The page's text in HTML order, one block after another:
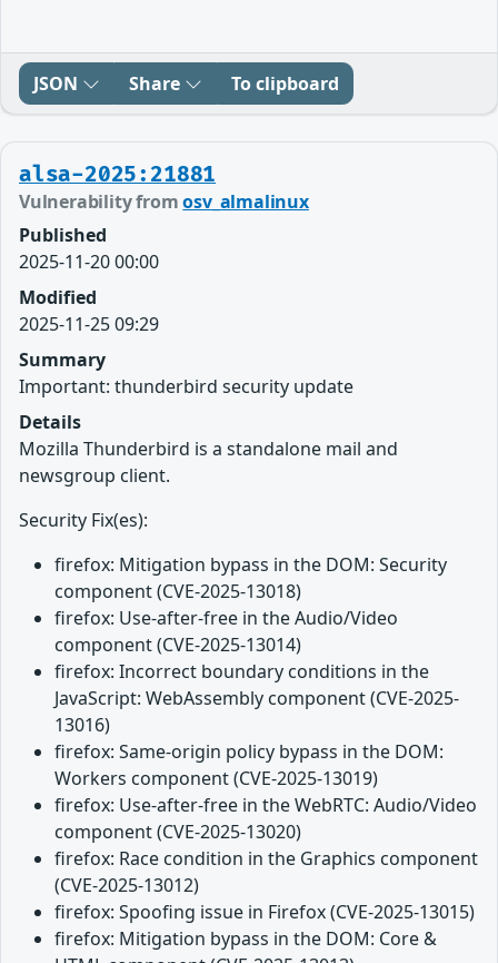
JSON Share To clipboard
alsa-2025:21881
Vulnerability fromosv_almalinux
Published
2025-11-20 00:00
Modified
2025-11-25 09:29
Summary
Important: thunderbird security update
Details
Mozilla Thunderbird is a standalone mail and
newsgroup client.
Security Fix(es):
firefox: Mitigation bypass in the DOM: Security
component (CVE-2025-13018)
firefox: Use-after-free in the Audio/Video
component (CVE-2025-13014)
firefox: Incorrect boundary conditions in the
JavaScript: WebAssembly component (CVE-2025-
13016)
firefox: Same-origin policy bypass in the DOM:
Workers component (CVE-2025-13019)
firefox: Use-after-free in the WebRTC: Audio/Video
component (CVE-2025-13020)
firefox: Race condition in the Graphics component
(CVE-2025-13012)
firefox: Spoofing issue in Firefox (CVE-2025-13015)
firefox: Mitigation bypass in the DOM: Core &